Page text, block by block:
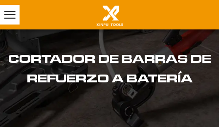
CORTADOR DE BARRAS DE
REFUERZO A BATERÍA